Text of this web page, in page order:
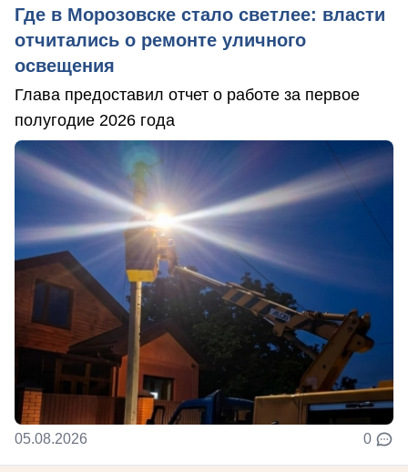
Где в Морозовске стало светлее: власти
отчитались о ремонте уличного
освещения
Глава предоставил отчет о работе за первое
полугодие 2026 года
05.08.2026 0